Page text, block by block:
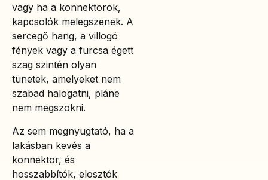
vagy ha a konnektorok,
kapcsolók melegszenek. A
sercegő hang, a villogó
fények vagy a furcsa égett
szag szintén olyan
tünetek, amelyeket nem
szabad halogatni, pláne
nem megszokni.
Az sem megnyugtató, ha a
lakásban kevés a
konnektor, és
hosszabbítók, elosztók